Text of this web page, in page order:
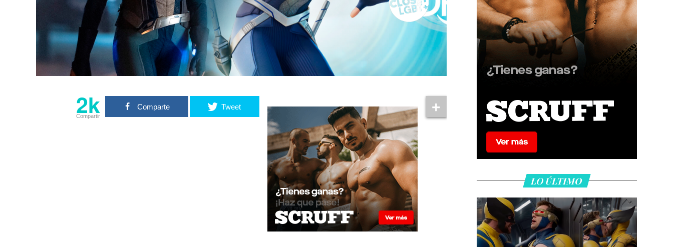
2k
Compartir
Comparte Tweet
LO ÚLTIMO